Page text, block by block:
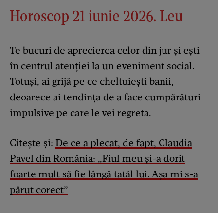
Horoscop 21 iunie 2026. Leu
Te bucuri de aprecierea celor din jur și ești
în centrul atenției la un eveniment social.
Totuși, ai grijă pe ce cheltuiești banii,
deoarece ai tendința de a face cumpărături
impulsive pe care le vei regreta.
Citește și: De ce a plecat, de fapt, Claudia
Pavel din România: „Fiul meu și-a dorit
foarte mult să fie lângă tatăl lui. Așa mi s-a
părut corect”